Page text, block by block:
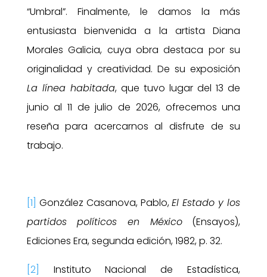
“Umbral”. Finalmente, le damos la más
entusiasta bienvenida a la artista Diana
Morales Galicia, cuya obra destaca por su
originalidad y creatividad. De su exposición
La línea habitada, que tuvo lugar del 13 de
junio al 11 de julio de 2026, ofrecemos una
reseña para acercarnos al disfrute de su
trabajo.
[1] González Casanova, Pablo,El Estado y los
partidos políticos en México(Ensayos),
Ediciones Era, segunda edición, 1982, p. 32.
[2]
Instituto Nacional de Estadística,